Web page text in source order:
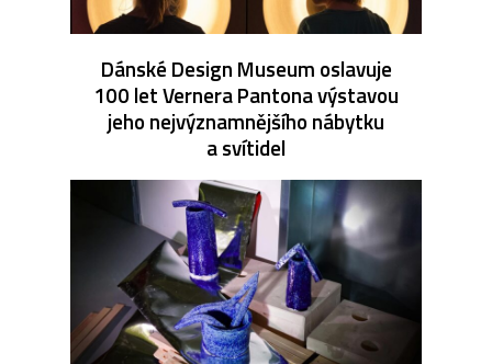
Dánské Design Museum oslavuje
100 let Vernera Pantona výstavou
jeho nejvýznamnějšího nábytku
a svítidel